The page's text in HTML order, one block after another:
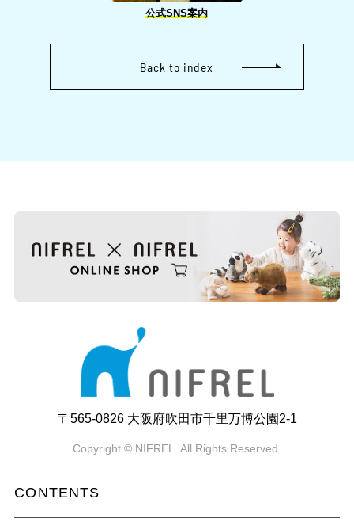
公式SNS案内
Back to index
〒565-0826 大阪府吹田市千里万博公園2-1
Copyright © NIFREL. All Rights Reserved.
CONTENTS